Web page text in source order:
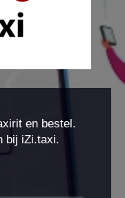
en bestel.
bij iZi.taxi.